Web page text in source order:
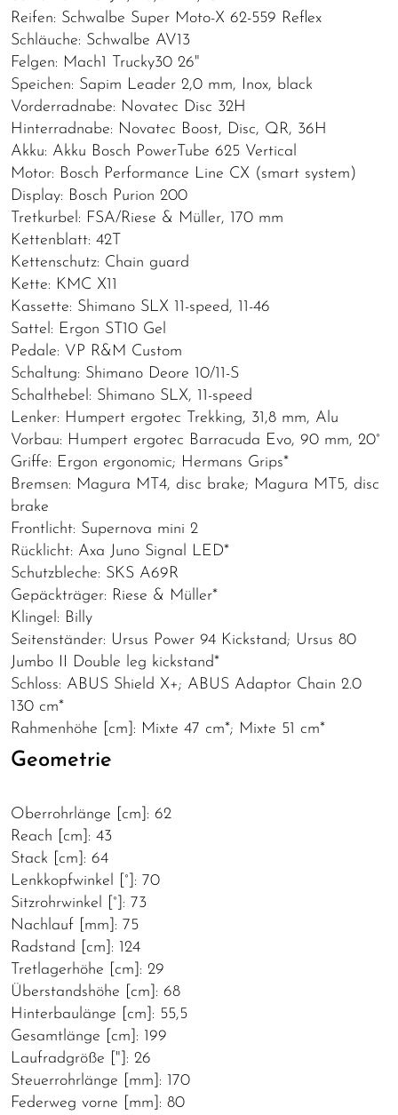
Reifen: Schwalbe Super Moto-X 62-559 Reflex
Schläuche: Schwalbe AV13
Felgen: Mach1 Trucky30 26"
Speichen: Sapim Leader 2,0 mm, Inox, black
Vorderradnabe: Novatec Disc 32H
Hinterradnabe: Novatec Boost, Disc, QR, 36H
Akku: Akku Bosch PowerTube 625 Vertical
Motor: Bosch Performance Line CX (smart system)
Display: Bosch Purion 200
Tretkurbel: FSA/Riese & Müller, 170 mm
Kettenblatt: 42T
Kettenschutz: Chain guard
Kette: KMC X11
Kassette: Shimano SLX 11-speed, 11-46
Sattel: Ergon ST10 Gel
Pedale: VP R&M Custom
Schaltung: Shimano Deore 10/11-S
Schalthebel: Shimano SLX, 11-speed
Lenker: Humpert ergotec Trekking, 31,8 mm, Alu
Vorbau: Humpert ergotec Barracuda Evo, 90 mm, 20°
Griffe: Ergon ergonomic; Hermans Grips*
Bremsen: Magura MT4, disc brake; Magura MT5, disc
brake
Frontlicht: Supernova mini 2
Rücklicht: Axa Juno Signal LED*
Schutzbleche: SKS A69R
Gepäckträger: Riese & Müller*
Klingel: Billy
Seitenständer: Ursus Power 94 Kickstand; Ursus 80
Jumbo II Double leg kickstand*
Schloss: ABUS Shield X+; ABUS Adaptor Chain 2.0
130 cm*
Rahmenhöhe [cm]: Mixte 47 cm*; Mixte 51 cm*
Geometrie
Oberrohrlänge [cm]: 62
Reach [cm]: 43
Stack [cm]: 64
Lenkkopfwinkel [°]: 70
Sitzrohrwinkel [°]: 73
Nachlauf [mm]: 75
Radstand [cm]: 124
Tretlagerhöhe [cm]: 29
Überstandshöhe [cm]: 68
Hinterbaulänge [cm]: 55,5
Gesamtlänge [cm]: 199
Laufradgröße ["]: 26
Steuerrohrlänge [mm]: 170
Federweg vorne [mm]: 80